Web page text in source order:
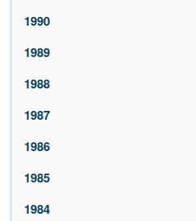
1990
1989
1988
1987
1986
1985
1984